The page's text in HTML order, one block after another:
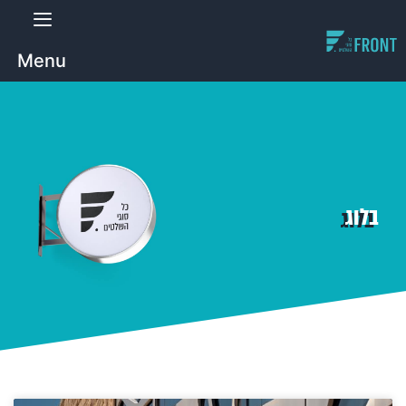
Menu
בלוג